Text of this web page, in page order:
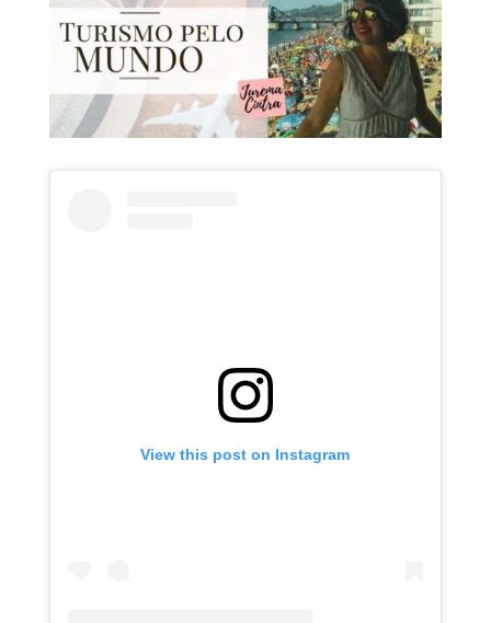
View this post on Instagram